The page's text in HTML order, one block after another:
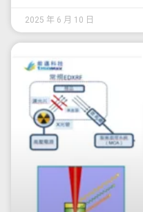
2025 年 6 月 10 日